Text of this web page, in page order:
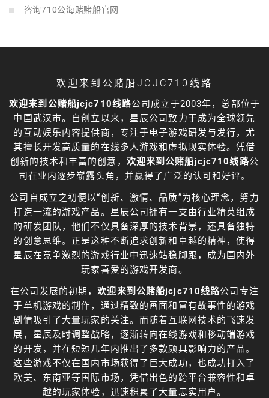
咨询710公海赌赌船官网
欢迎来到公赌船JCJC710线路
欢迎来到公赌船jcjc710线路公司成立于2003年，总部位于
中国武汉市。自创立以来，星辰公司致力于成为全球领先
的互动娱乐内容提供商，专注于电子游戏研发与发行，尤
其擅长开发高质量的在线多人游戏和虚拟现实体验。凭借
创新的技术和丰富的创意， 欢迎来到公赌船jcjc710线路公
司在业内逐步崭露头角，并赢得了广泛的认可和好评。
公司自成立之初便以“创新、激情、品质”为核心理念，努力
打造一流的游戏产品。星辰公司拥有一支由行业精英组成
的研发团队，他们不仅具备深厚的技术背景，还具备独特
的创意思维。正是这种不断追求创新和卓越的精神，使得
星辰在竞争激烈的游戏行业中迅速站稳脚跟，成为国内外
玩家喜爱的游戏开发商。
在公司发展的初期，欢迎来到公赌船jcjc710线路公司专注
于单机游戏的制作，通过精致的画面和富有故事性的游戏
剧情吸引了大量玩家的关注。而随着互联网技术的飞速发
展，星辰及时调整战略，逐渐转向在线游戏和移动端游戏
的开发，并在短短几年内推出了多款颇具影响力的产品。
这些游戏不仅在国内市场获得了巨大成功，也成功打入了
欧美、东南亚等国际市场，凭借出色的跨平台兼容性和卓
越的玩家体验，迅速积累了大量忠实用户。